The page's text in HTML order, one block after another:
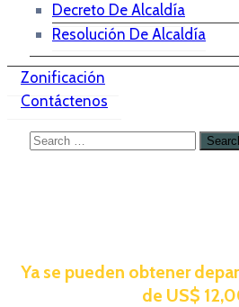
Decreto De Alcaldía
Resolución De Alcaldía
Zonificación
Contáctenos
Ya se pueden obtener
de US$